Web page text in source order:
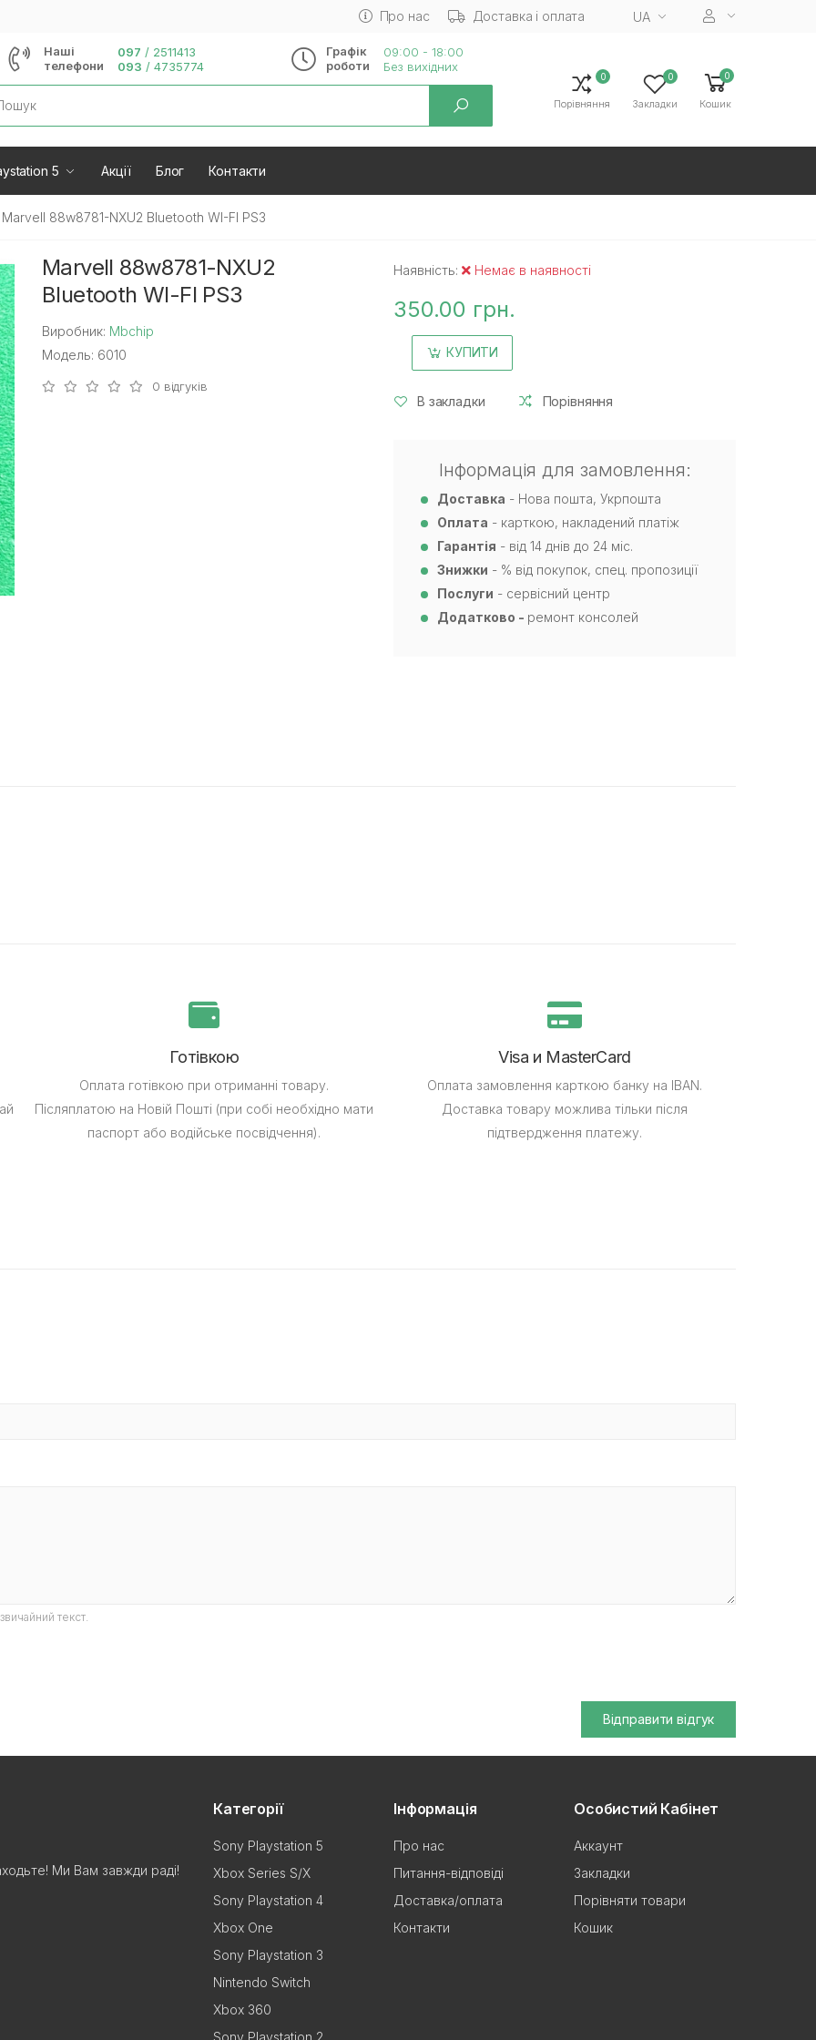
Про нас Доставка і оплата UA
Наші
телефони
097 / 2511413
093 / 4735774
Графік
роботи
09:00 - 18:00
Без вихiдних
0
Порівняння
0
Закладки
0
Кошик
5 Акції Блог Контакти
Marvell 88w8781-NXU2 Bluetooth WI-FI PS3
Marvell 88w8781-NXU2
Bluetooth WI-FI PS3
Виробник: Mbchip
Модель: 6010
0 відгуків
Наявність: Немає в наявності
350.00 грн.
КУПИТИ
В закладки Порівняння
Інформація для замовлення:
Доставка - Нова пошта, Укрпошта
Оплата - карткою, накладений платіж
Гарантія - від 14 днів до 24 міс.
Знижки - % від покупок, спец. пропозиції
Послуги - сервісний центр
Додатково - ремонт консолей
Готівкою
Оплата готівкою при отриманні товару.
Післяплатою на Новій Пошті (при собі необхідно мати
паспорт або водійське посвідчення).
Visa и MasterCard
Оплата замовлення карткою банку на IBAN.
Доставка товару можлива тільки після
підтвердження платежу.
текст.
Відправити відгук
Ми Вам завжди раді!
Категорії
Sony Playstation 5
Xbox Series S/X
Sony Playstation 4
Xbox One
Sony Playstation 3
Nintendo Switch
Xbox 360
Sony Playstation 2
Інформація
Про нас
Питання-відповіді
Доставка/оплата
Контакти
Особистий Кабінет
Аккаунт
Закладки
Порівняти товари
Кошик